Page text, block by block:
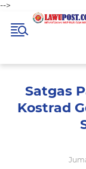
-->
Satgas
Kostrad